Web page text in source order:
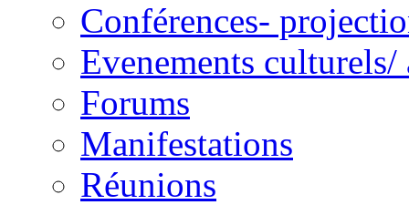
Conférences-
Evenements culturels/
Forums
Manifestations
Réunions